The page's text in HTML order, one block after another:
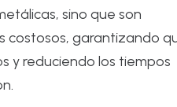
sino que son
costosos, garantizando
y reduciendo los tiempos